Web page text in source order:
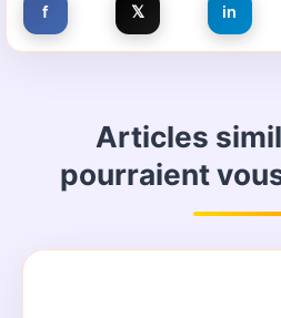
f 𝕏 in
Articles
pourraient